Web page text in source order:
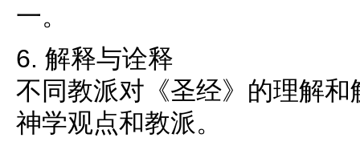
一。
6. 解释与诠释
不同教派对《圣经》的理解
神学观点和教派。